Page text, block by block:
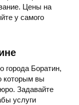
Цены на
у самого
города Боратин,
которым вы
Задавайте
услуги